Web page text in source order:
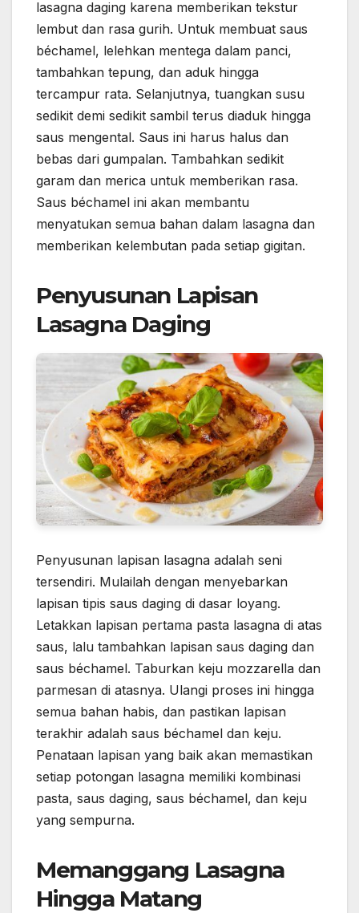
lasagna daging karena memberikan tekstur
lembut dan rasa gurih. Untuk membuat saus
béchamel, lelehkan mentega dalam panci,
tambahkan tepung, dan aduk hingga
tercampur rata. Selanjutnya, tuangkan susu
sedikit demi sedikit sambil terus diaduk hingga
saus mengental. Saus ini harus halus dan
bebas dari gumpalan. Tambahkan sedikit
garam dan merica untuk memberikan rasa.
Saus béchamel ini akan membantu
menyatukan semua bahan dalam lasagna dan
memberikan kelembutan pada setiap gigitan.
Penyusunan Lapisan
Lasagna Daging
Penyusunan lapisan lasagna adalah seni
tersendiri. Mulailah dengan menyebarkan
lapisan tipis saus daging di dasar loyang.
Letakkan lapisan pertama pasta lasagna di atas
saus, lalu tambahkan lapisan saus daging dan
saus béchamel. Taburkan keju mozzarella dan
parmesan di atasnya. Ulangi proses ini hingga
semua bahan habis, dan pastikan lapisan
terakhir adalah saus béchamel dan keju.
Penataan lapisan yang baik akan memastikan
setiap potongan lasagna memiliki kombinasi
pasta, saus daging, saus béchamel, dan keju
yang sempurna.
Memanggang Lasagna
Hingga Matang